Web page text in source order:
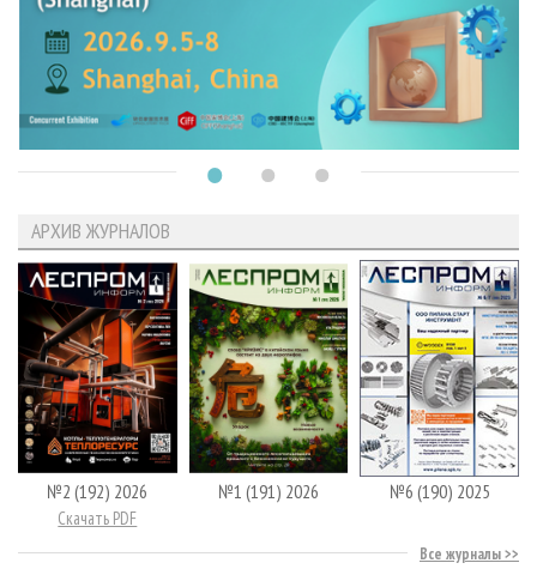
АРХИВ ЖУРНАЛОВ
№2 (192) 2026
Скачать PDF
№1 (191) 2026 №6 (190) 2025
Все журналы